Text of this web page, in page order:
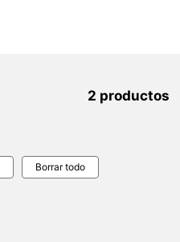
2 productos
Borrar todo